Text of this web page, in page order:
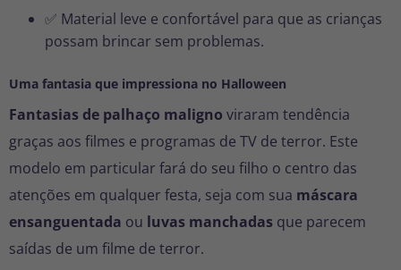
✅ Material leve e confortável para que as crianças
possam brincar sem problemas.
Uma fantasia que impressiona no Halloween
Fantasias de palhaço maligno viraram tendência
graças aos filmes e programas de TV de terror. Este
modelo em particular fará do seu filho o centro das
atenções em qualquer festa, seja com sua máscara
ensanguentada ou luvas manchadas que parecem
saídas de um filme de terror.